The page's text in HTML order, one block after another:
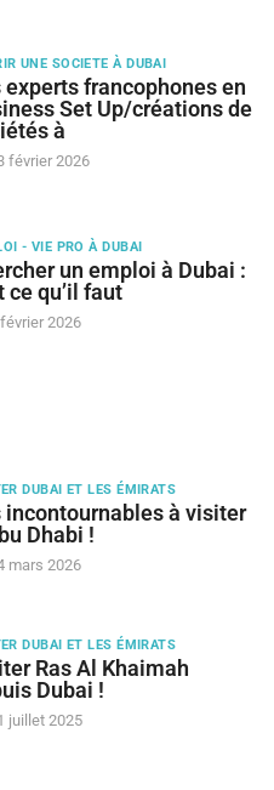
UNE SOCIETE À DUBAI
experts francophones en
Set Up/créations de
à
février 2026
- VIE PRO À DUBAI
un emploi à Dubai :
ce qu’il faut
2026
DUBAI ET LES ÉMIRATS
incontournables à visiter
Dhabi !
mars 2026
DUBAI ET LES ÉMIRATS
Ras Al Khaimah
Dubai !
juillet 2025